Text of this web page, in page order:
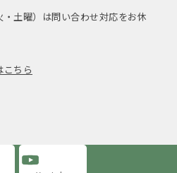
土曜）は問い合わせ対応をお休
こちら